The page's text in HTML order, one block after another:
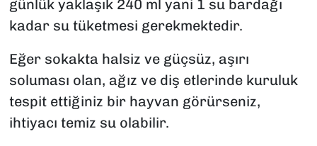
günlük yaklaşık 240 ml yani 1 su bardağı
kadar su tüketmesi gerekmektedir.
Eğer sokakta halsiz ve güçsüz, aşırı
soluması olan, ağız ve diş etlerinde kuruluk
tespit ettiğiniz bir hayvan görürseniz,
ihtiyacı temiz su olabilir.